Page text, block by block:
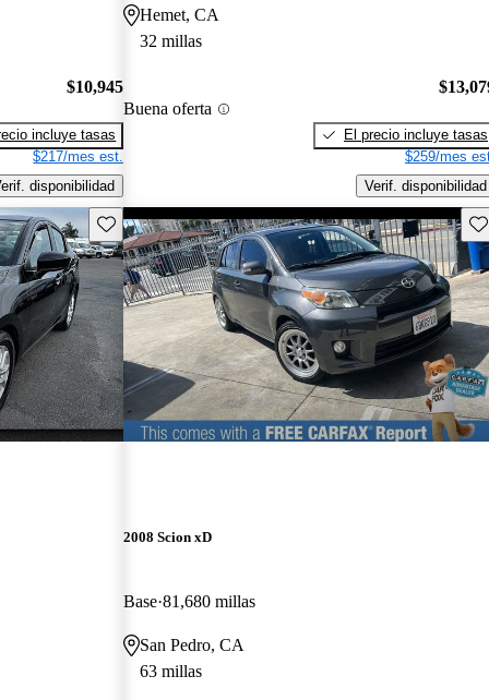
$10,945
incluye tasas
$217/mes est.
disponibilidad
Hemet, CA
32 millas
Buena oferta
El precio incluye tasas
$259/mes
Verif. disponibilidad
Guarda este Aviso
2008 Scion xD
Base 81,680 millas
San Pedro, CA
63 millas